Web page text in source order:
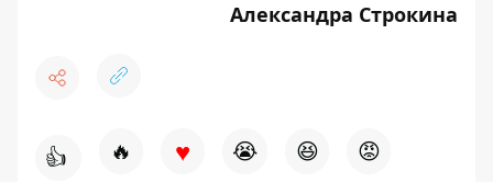
Александра Строкина
👍 🔥 ♥ 😭 😆 😡